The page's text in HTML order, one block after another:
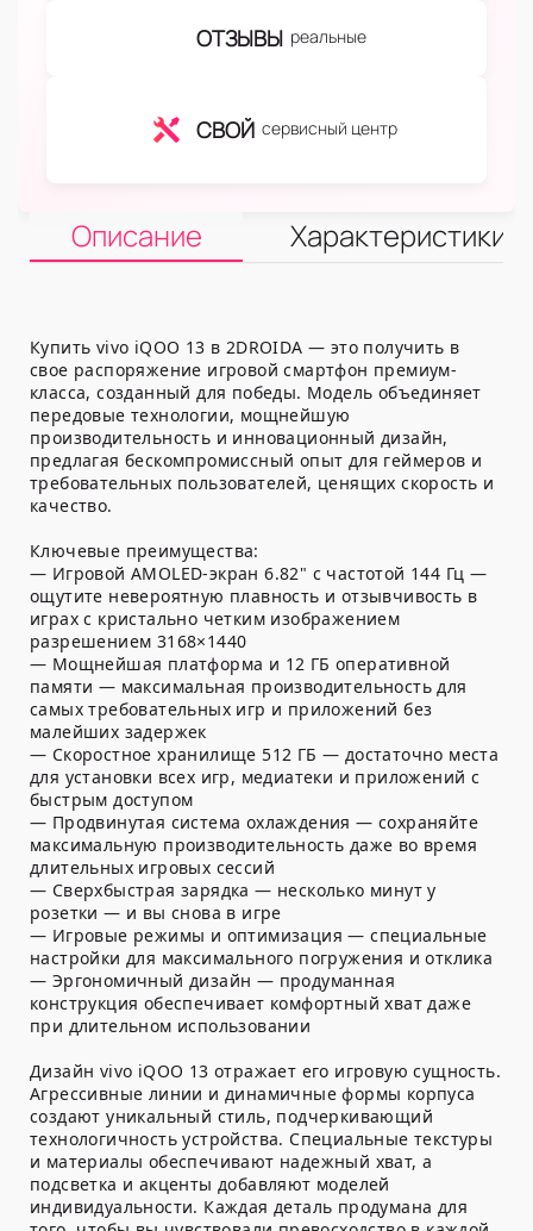
ОТЗЫВЫ реальные
СВОЙ сервисный центр
Описание Характеристики
Купить vivo iQOO 13 в 2DROIDA — это получить в
свое распоряжение игровой смартфон премиум-
класса, созданный для победы. Модель объединяет
передовые технологии, мощнейшую
производительность и инновационный дизайн,
предлагая бескомпромиссный опыт для геймеров и
требовательных пользователей, ценящих скорость и
качество.
Ключевые преимущества:
— Игровой AMOLED-экран 6.82" с частотой 144 Гц —
ощутите невероятную плавность и отзывчивость в
играх с кристально четким изображением
разрешением 3168×1440
— Мощнейшая платформа и 12 ГБ оперативной
памяти — максимальная производительность для
самых требовательных игр и приложений без
малейших задержек
— Скоростное хранилище 512 ГБ — достаточно места
для установки всех игр, медиатеки и приложений с
быстрым доступом
— Продвинутая система охлаждения — сохраняйте
максимальную производительность даже во время
длительных игровых сессий
— Сверхбыстрая зарядка — несколько минут у
розетки — и вы снова в игре
— Игровые режимы и оптимизация — специальные
настройки для максимального погружения и отклика
— Эргономичный дизайн — продуманная
конструкция обеспечивает комфортный хват даже
при длительном использовании
Дизайн vivo iQOO 13 отражает его игровую сущность.
Агрессивные линии и динамичные формы корпуса
создают уникальный стиль, подчеркивающий
технологичность устройства. Специальные текстуры
и материалы обеспечивают надежный хват, а
подсветка и акценты добавляют моделей
индивидуальности. Каждая деталь продумана для